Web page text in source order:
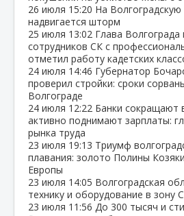
26 июля 15:20 На Волгоградскую
надвигается шторм
25 июля 13:02 Глава Волгограда
сотрудников СК с
отметил работу кадетских
24 июля 14:46 Губернатор
проверил стройки: сроки
Волгограде
24 июля 12:22 Банки сокращают
активно поднимают зарплаты:
рынка труда
23 июля 19:13 Триумф
плавания: золото Полины
Европы
23 июля 14:05 Волгоградская
технику и оборудование в зону
23 июля 11:56 До 300 тысяч и